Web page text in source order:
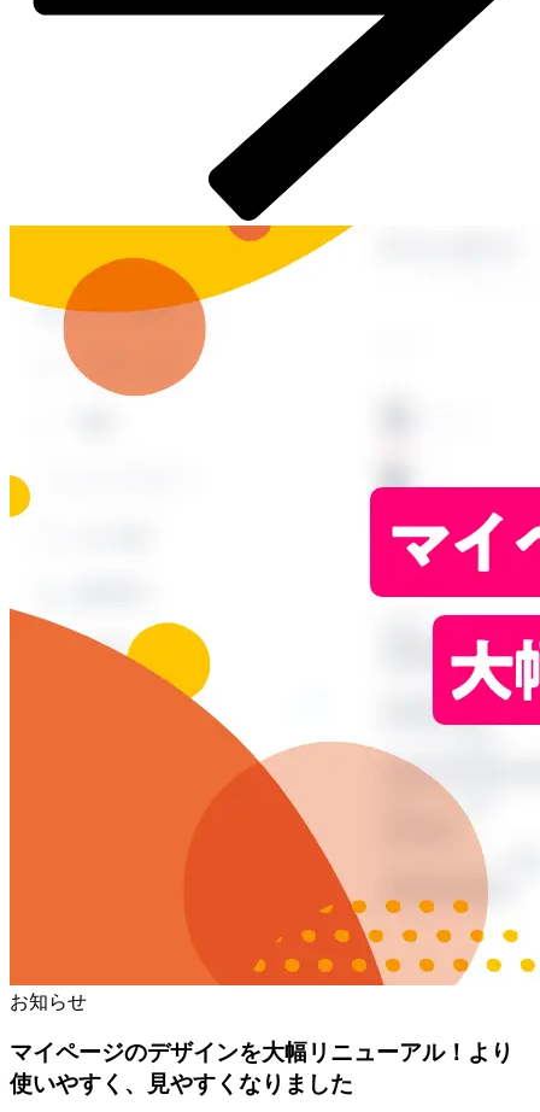
お知らせ
マイページのデザインを大幅リニューアル！より
使いやすく、見やすくなりました